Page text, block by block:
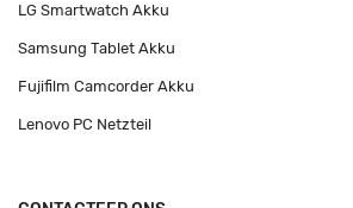
LG Smartwatch Akku
Samsung Tablet Akku
Fujifilm Camcorder Akku
Lenovo PC Netzteil